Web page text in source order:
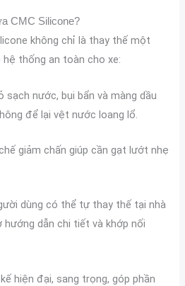
CMC Silicone?
không chỉ là thay thế một
hệ thống an toàn cho xe:
sạch nước, bụi bẩn và màng dầu
để lại vệt nước loang lổ.
giảm chấn giúp cần gạt lướt nhẹ
dùng có thể tự thay thế tại nhà
hướng dẫn chi tiết và khớp nối
hiện đại, sang trọng, góp phần